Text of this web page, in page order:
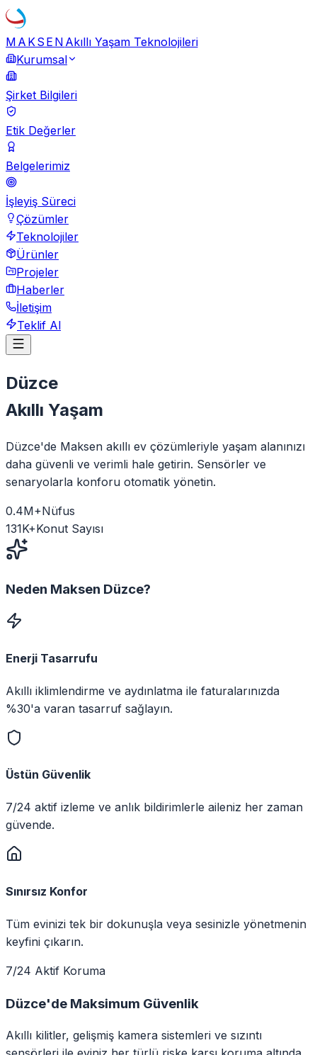
MAKSEN Akıllı Yaşam Teknolojileri
Kurumsal
Şirket Bilgileri
Etik Değerler
Belgelerimiz
İşleyiş Süreci
Çözümler
Teknolojiler
Ürünler
Projeler
Haberler
İletişim
Teklif Al
Düzce
Akıllı Yaşam
Düzce'de Maksen akıllı ev çözümleriyle yaşam alanınızı
daha güvenli ve verimli hale getirin. Sensörler ve
senaryolarla konforu otomatik yönetin.
0.4M+Nüfus
131K+Konut Sayısı
Neden Maksen Düzce?
Enerji Tasarrufu
Akıllı iklimlendirme ve aydınlatma ile faturalarınızda
%30'a varan tasarruf sağlayın.
Üstün Güvenlik
7/24 aktif izleme ve anlık bildirimlerle aileniz her zaman
güvende.
Sınırsız Konfor
Tüm evinizi tek bir dokunuşla veya sesinizle yönetmenin
keyfini çıkarın.
7/24 Aktif Koruma
Düzce'de Maksimum Güvenlik
Akıllı kilitler, gelişmiş kamera sistemleri ve sızıntı